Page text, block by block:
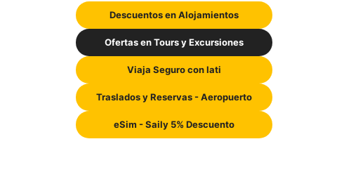
Descuentos en Alojamientos
Ofertas en Tours y Excursiones
Viaja Seguro con Iati
Traslados y Reservas - Aeropuerto
eSim - Saily 5% Descuento